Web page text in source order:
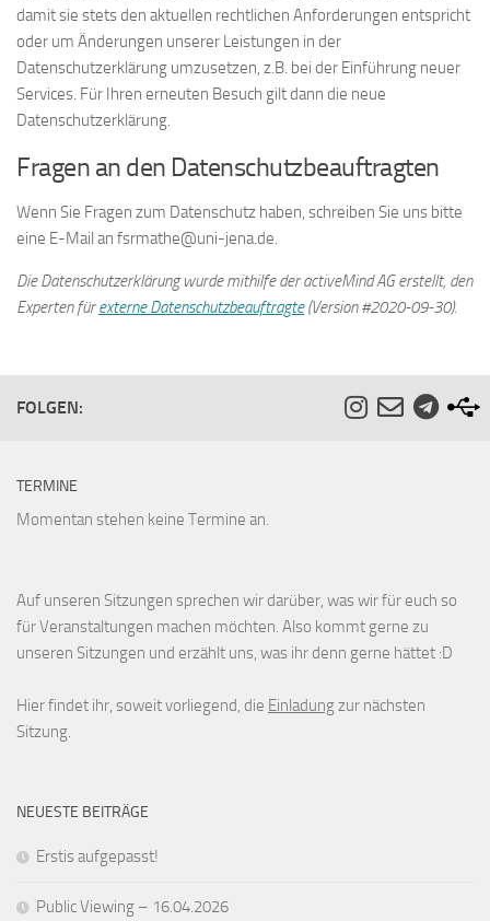
damit sie stets den aktuellen rechtlichen Anforderungen entspricht
oder um Änderungen unserer Leistungen in der
Datenschutzerklärung umzusetzen, z.B. bei der Einführung neuer
Services. Für Ihren erneuten Besuch gilt dann die neue
Datenschutzerklärung.
Fragen an den Datenschutzbeauftragten
Wenn Sie Fragen zum Datenschutz haben, schreiben Sie uns bitte
eine E-Mail an fsrmathe@uni-jena.de.
Die Datenschutzerklärung wurde mithilfe der activeMind AG erstellt, den
Experten fürexterne Datenschutzbeauftragte(Version #2020-09-30).
FOLGEN:
TERMINE
Momentan stehen keine Termine an.
Auf unseren Sitzungen sprechen wir darüber, was wir für euch so
für Veranstaltungen machen möchten. Also kommt gerne zu
unseren Sitzungen und erzählt uns, was ihr denn gerne hättet :D
Hier findet ihr, soweit vorliegend, die Einladungzur nächsten
Sitzung.
NEUESTE BEITRÄGE
Erstis aufgepasst!
Public Viewing – 16.04.2026